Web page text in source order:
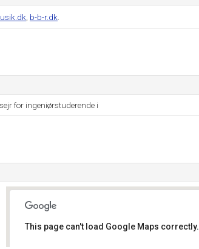
b-b-r.dk
for ingeniørstuderende i
This page can't load Google Maps correctly.